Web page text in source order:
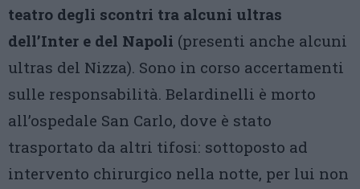
teatro degli scontri tra alcuni ultras
dell’Inter e del Napoli (presenti anche alcuni
ultras del Nizza). Sono in corso accertamenti
sulle responsabilità. Belardinelli è morto
all’ospedale San Carlo, dove è stato
trasportato da altri tifosi: sottoposto ad
intervento chirurgico nella notte, per lui non